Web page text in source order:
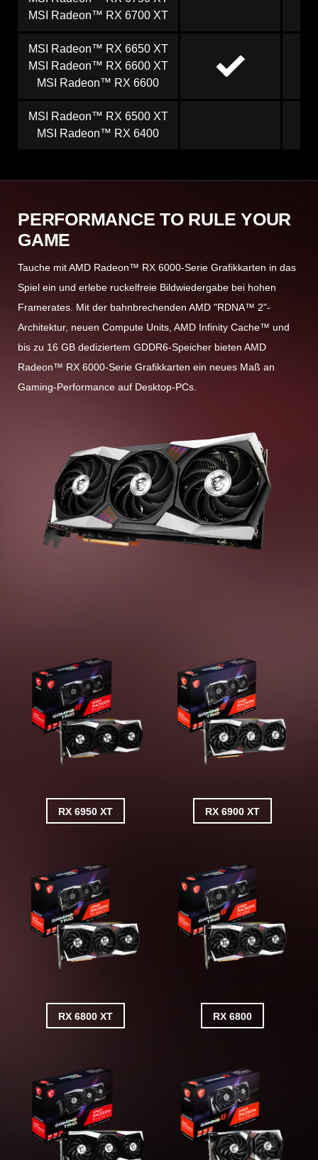
MSI Radeon™ RX 6700 XT
MSI Radeon™ RX 6650 XT
MSI Radeon™ RX 6600 XT
MSI Radeon™ RX 6600
MSI Radeon™ RX 6500 XT
MSI Radeon™ RX 6400
PERFORMANCE TO RULE YOUR
GAME
Tauche mit AMD Radeon™ RX 6000-Serie Grafikkarten in das
Spiel ein und erlebe ruckelfreie Bildwiedergabe bei hohen
Framerates. Mit der bahnbrechenden AMD "RDNA™ 2"-
Architektur, neuen Compute Units, AMD Infinity Cache™ und
bis zu 16 GB dediziertem GDDR6-Speicher bieten AMD
Radeon™ RX 6000-Serie Grafikkarten ein neues Maß an
Gaming-Performance auf Desktop-PCs.
RX 6950 XT RX 6900 XT
RX 6800 XT RX 6800